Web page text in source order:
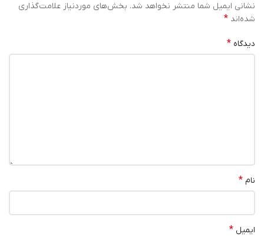
نشانی ایمیل شما منتشر نخواهد شد. بخش‌های موردنیاز علامت‌گذاری
شده‌اند *
دیدگاه *
نام *
ایمیل *